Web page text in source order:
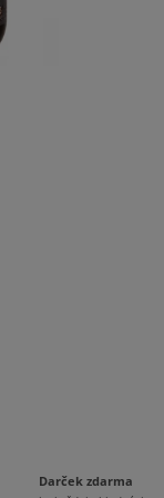
Darček zdarma